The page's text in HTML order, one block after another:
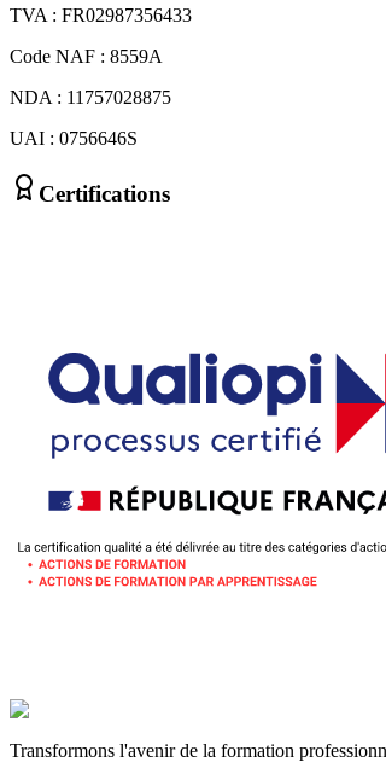
TVA : FR02987356433
Code NAF : 8559A
NDA : 11757028875
UAI : 0756646S
Certifications
Transformons l'avenir de la formation